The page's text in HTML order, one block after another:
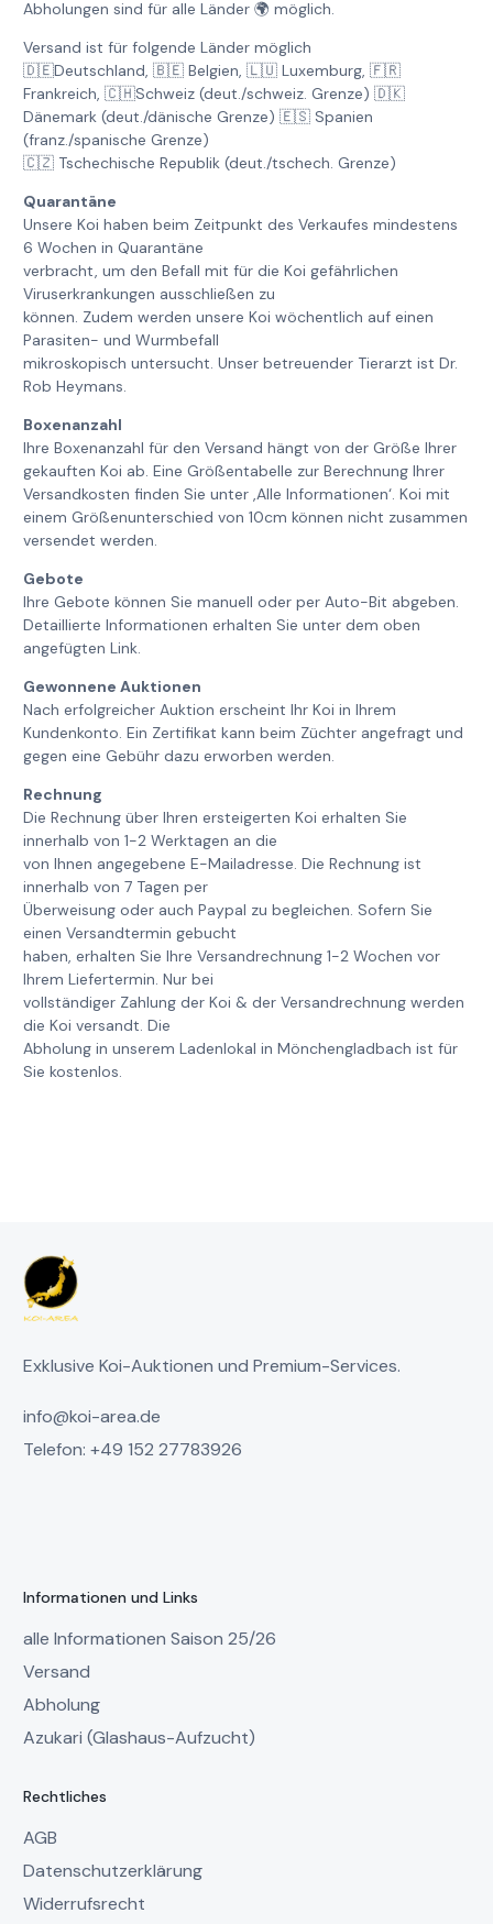
Abholungen sind für alle Länder 🌍 möglich.
Versand ist für folgende Länder möglich
🇩🇪Deutschland, 🇧🇪 Belgien, 🇱🇺 Luxemburg, 🇫🇷
Frankreich, 🇨🇭Schweiz (deut./schweiz. Grenze) 🇩🇰
Dänemark (deut./dänische Grenze) 🇪🇸 Spanien
(franz./spanische Grenze)
🇨🇿 Tschechische Republik (deut./tschech. Grenze)
Quarantäne
Unsere Koi haben beim Zeitpunkt des Verkaufes mindestens
6 Wochen in Quarantäne
verbracht, um den Befall mit für die Koi gefährlichen
Viruserkrankungen ausschließen zu
können. Zudem werden unsere Koi wöchentlich auf einen
Parasiten- und Wurmbefall
mikroskopisch untersucht. Unser betreuender Tierarzt ist Dr.
Rob Heymans.
Boxenanzahl
Ihre Boxenanzahl für den Versand hängt von der Größe Ihrer
gekauften Koi ab. Eine Größentabelle zur Berechnung Ihrer
Versandkosten finden Sie unter ‚Alle Informationen‘. Koi mit
einem Größenunterschied von 10cm können nicht zusammen
versendet werden.
Gebote
Ihre Gebote können Sie manuell oder per Auto-Bit abgeben.
Detaillierte Informationen erhalten Sie unter dem oben
angefügten Link.
Gewonnene Auktionen
Nach erfolgreicher Auktion erscheint Ihr Koi in Ihrem
Kundenkonto. Ein Zertifikat kann beim Züchter angefragt und
gegen eine Gebühr dazu erworben werden.
Rechnung
Die Rechnung über Ihren ersteigerten Koi erhalten Sie
innerhalb von 1-2 Werktagen an die
von Ihnen angegebene E-Mailadresse. Die Rechnung ist
innerhalb von 7 Tagen per
Überweisung oder auch Paypal zu begleichen. Sofern Sie
einen Versandtermin gebucht
haben, erhalten Sie Ihre Versandrechnung 1-2 Wochen vor
Ihrem Liefertermin. Nur bei
vollständiger Zahlung der Koi & der Versandrechnung werden
die Koi versandt. Die
Abholung in unserem Ladenlokal in Mönchengladbach ist für
Sie kostenlos.
Exklusive Koi-Auktionen und Premium-Services.
info@koi-area.de
Telefon: +49 152 27783926
Informationen und Links
alle Informationen Saison 25/26
Versand
Abholung
Azukari (Glashaus-Aufzucht)
Rechtliches
AGB
Datenschutzerklärung
Widerrufsrecht